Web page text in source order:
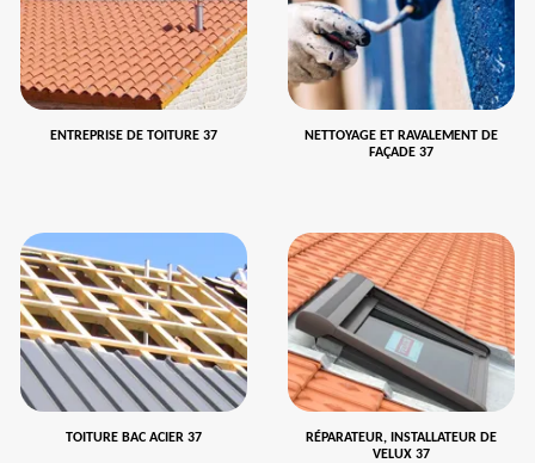
ENTREPRISE DE TOITURE 37
NETTOYAGE ET RAVALEMENT DE
FAÇADE 37
TOITURE BAC ACIER 37
RÉPARATEUR, INSTALLATEUR DE
VELUX 37